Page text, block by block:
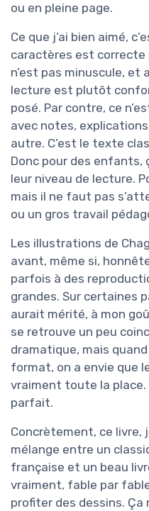
ou en pleine page.
Ce que j’ai bien aimé,
caractères est correcte
n’est pas minuscule, et
lecture est plutôt
posé. Par contre, ce
avec notes,
autre. C’est le texte
Donc pour des enfants,
leur niveau de lecture.
mais il ne faut pas
ou un gros travail
Les illustrations de
avant, même si,
parfois à des
grandes. Sur certaines
aurait mérité, à mon
se retrouve un peu
dramatique, mais
format, on a envie que
vraiment toute la place.
parfait.
Concrètement, ce livre,
mélange entre un
française et un beau
vraiment, fable par
profiter des dessins. Ça